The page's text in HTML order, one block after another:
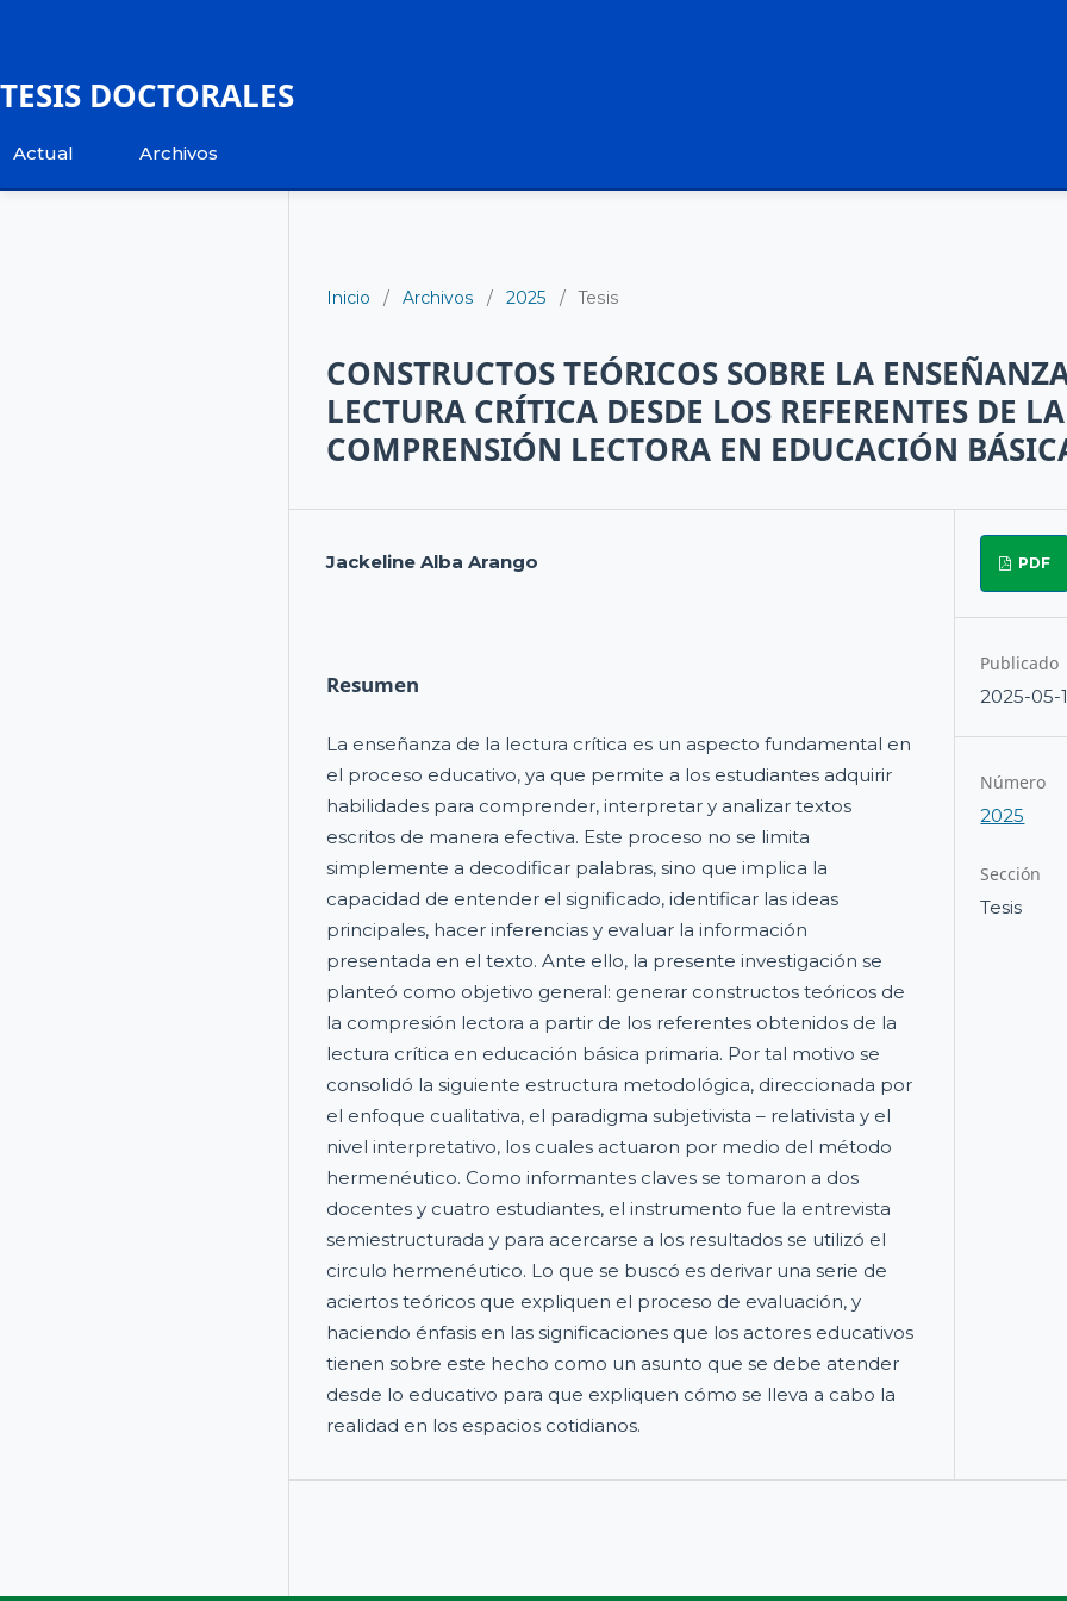
TESIS DOCTORALES
Actual Archivos
Inicio / Archivos / 2025 / Tesis
CONSTRUCTOS TEÓRICOS SOBRE LA
LECTURA CRÍTICA DESDE LOS REFERENTES DE LA
COMPRENSIÓN LECTORA EN EDUCACIÓN
Jackeline Alba Arango
Resumen
La enseñanza de la lectura crítica es un aspecto fundamental en
el proceso educativo, ya que permite a los estudiantes adquirir
habilidades para comprender, interpretar y analizar textos
escritos de manera efectiva. Este proceso no se limita
simplemente a decodificar palabras, sino que implica la
capacidad de entender el significado, identificar las ideas
principales, hacer inferencias y evaluar la información
presentada en el texto. Ante ello, la presente investigación se
planteó como objetivo general: generar constructos teóricos de
la compresión lectora a partir de los referentes obtenidos de la
lectura crítica en educación básica primaria. Por tal motivo se
consolidó la siguiente estructura metodológica, direccionada por
el enfoque cualitativa, el paradigma subjetivista – relativista y el
nivel interpretativo, los cuales actuaron por medio del método
hermenéutico. Como informantes claves se tomaron a dos
docentes y cuatro estudiantes, el instrumento fue la entrevista
semiestructurada y para acercarse a los resultados se utilizó el
circulo hermenéutico. Lo que se buscó es derivar una serie de
aciertos teóricos que expliquen el proceso de evaluación, y
haciendo énfasis en las significaciones que los actores educativos
tienen sobre este hecho como un asunto que se debe atender
desde lo educativo para que expliquen cómo se lleva a cabo la
realidad en los espacios cotidianos.
PDF
Publicado
2025-05-
Número
2025
Sección
Tesis